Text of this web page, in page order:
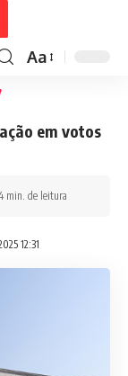
Aa
em votos
12:31
min. de leitura